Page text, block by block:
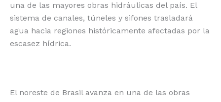
o
o
k
p
p
n
k
ti
r
una de las mayores obras hidráulicas del país. El
sistema de canales, túneles y sifones trasladará
agua hacia regiones históricamente afectadas por la
escasez hídrica.
El noreste de Brasil avanza en una de las obras